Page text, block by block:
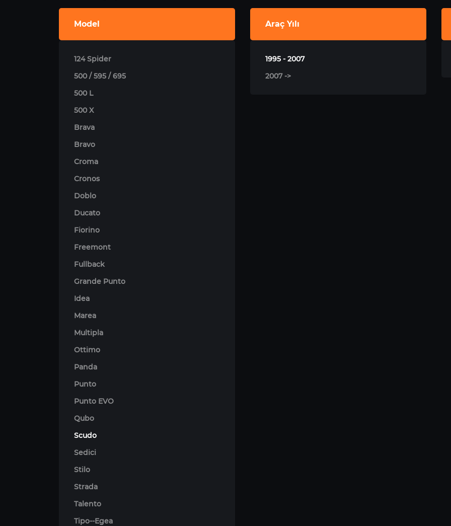
Model
124 Spider
500 / 595 / 695
500 L
500 X
Brava
Bravo
Croma
Cronos
Doblo
Ducato
Fiorino
Freemont
Fullback
Grande Punto
Idea
Marea
Multipla
Ottimo
Panda
Punto
Punto EVO
Qubo
Scudo
Sedici
Stilo
Strada
Talento
Tipo--Egea
Araç Yılı
1995 - 2007
2007 ->